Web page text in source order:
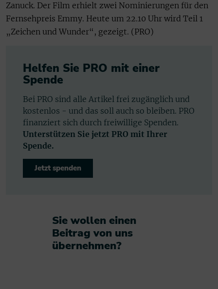
Zanuck. Der Film erhielt zwei Nominierungen für den
Fernsehpreis Emmy. Heute um 22.10 Uhr wird Teil 1
„Zeichen und Wunder“, gezeigt. (PRO)
Helfen Sie PRO mit einer
Spende
Bei PRO sind alle Artikel frei zugänglich und
kostenlos - und das soll auch so bleiben. PRO
finanziert sich durch freiwillige Spenden.
Unterstützen Sie jetzt PRO mit Ihrer
Spende.
Jetzt spenden
Sie wollen einen
Beitrag von uns
übernehmen?​